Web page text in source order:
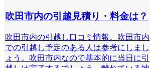
吹田市内の引越見積り・料金は？
吹田市内の引越し口コミ情報。吹田市内
での引越し予定のある人は参考にしまし
ょう。吹田市内なので基本的に当日に引